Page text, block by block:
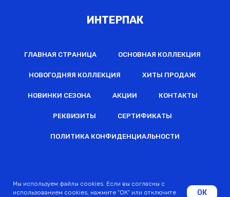
ИНТЕРПАК
ГЛАВНАЯ СТРАНИЦА ОСНОВНАЯ КОЛЛЕКЦИЯ
НОВОГОДНЯЯ КОЛЛЕКЦИЯ ХИТЫ ПРОДАЖ
НОВИНКИ СЕЗОНА АКЦИИ КОНТАКТЫ
РЕКВИЗИТЫ СЕРТИФИКАТЫ
ПОЛИТИКА КОНФИДЕНЦИАЛЬНОСТИ
Мы используем файлы cookies. Если вы согласны с
использованием cookies, нажмите "ОК" или отключите
ОК